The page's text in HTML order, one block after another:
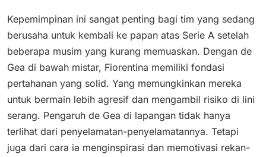
Kepemimpinan ini sangat penting bagi tim yang sedang
berusaha untuk kembali ke papan atas Serie A setelah
beberapa musim yang kurang memuaskan. Dengan de
Gea di bawah mistar, Fiorentina memiliki fondasi
pertahanan yang solid. Yang memungkinkan mereka
untuk bermain lebih agresif dan mengambil risiko di lini
serang. Pengaruh de Gea di lapangan tidak hanya
terlihat dari penyelamatan-penyelamatannya. Tetapi
juga dari cara ia menginspirasi dan memotivasi rekan-